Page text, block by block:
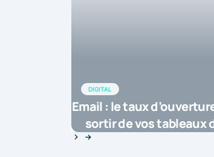
DIGITAL
Email : le taux
sortir de vos tableaux